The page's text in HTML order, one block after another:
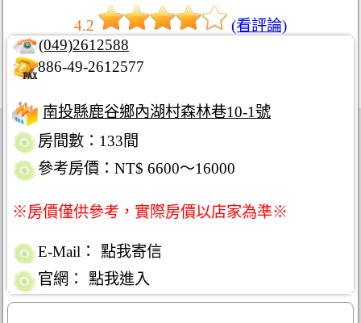
4.2
(看評論)
(049)2612588
886-49-2612577
南投縣鹿谷鄉內湖村森林巷10-1號
房間數：133間
參考房價：NT$ 6600～16000
※房價僅供參考，實際房價以店家為準※
E-Mail：
點我寄信
官網：
點我進入